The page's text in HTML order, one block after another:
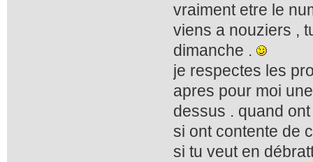
vraiment etre le
viens a nouziers ,
dimanche .
je respectes les
apres pour moi
dessus . quand
si ont contente de
si tu veut en